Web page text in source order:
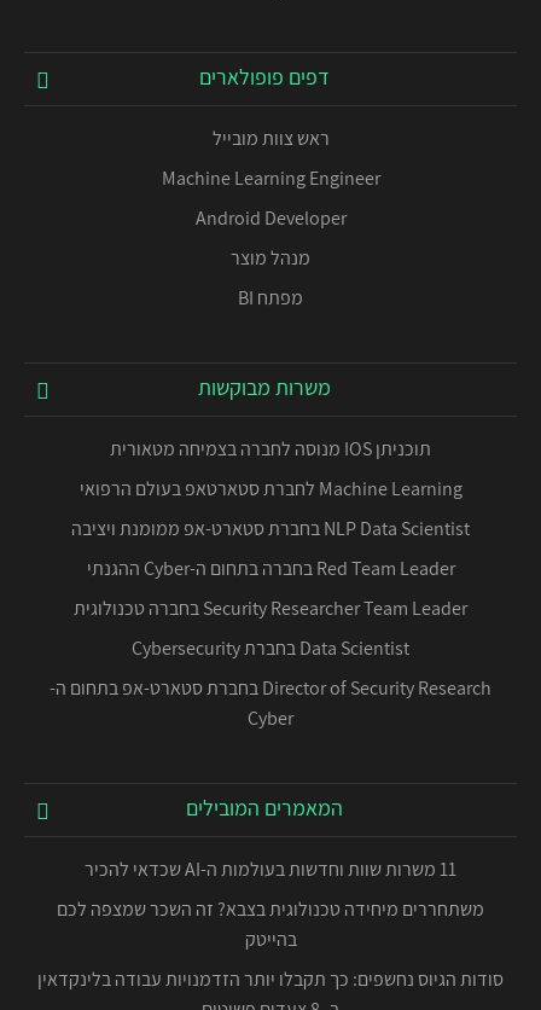
דפים פופולארים
ראש צוות מובייל
Machine Learning Engineer
Android Developer
מנהל מוצר
מפתח BI
משרות מבוקשות
תוכניתן IOS מנוסה לחברה בצמיחה מטאורית
Machine Learning לחברת סטארטאפ בעולם הרפואי
NLP Data Scientist בחברת סטארט-אפ ממומנת ויציבה
Red Team Leader בחברה בתחום ה-Cyber ההגנתי
Security Researcher Team Leader בחברה טכנולוגית
Data Scientist בחברת Cybersecurity
Director of Security Research בחברת סטארט-אפ בתחום ה-
Cyber
המאמרים המובילים
11 משרות שוות וחדשות בעולמות ה-AI שכדאי להכיר
משתחררים מיחידה טכנולוגית בצבא? זה השכר שמצפה לכם
בהייטק
סודות הגיוס נחשפים: כך תקבלו יותר הזדמנויות עבודה בלינקדאין